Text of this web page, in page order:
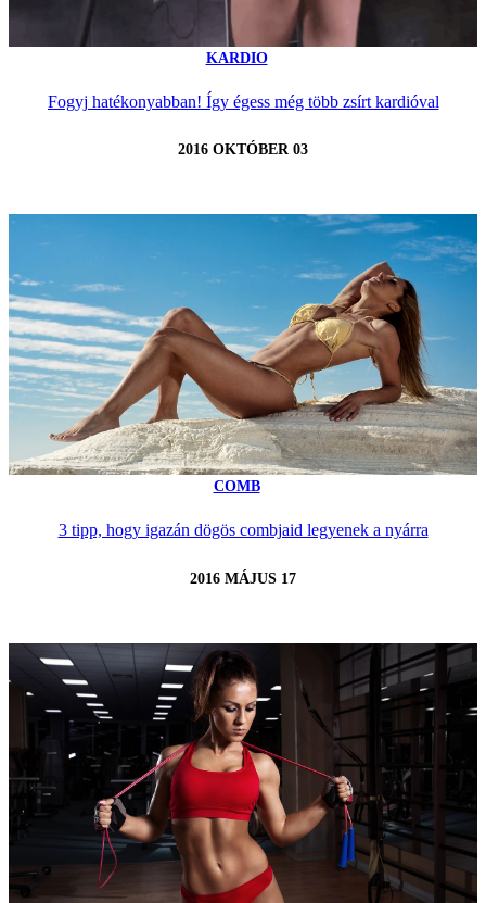
KARDIO
Fogyj hatékonyabban! Így égess még több zsírt kardióval
2016 OKTÓBER 03
COMB
3 tipp, hogy igazán dögös combjaid legyenek a nyárra
2016 MÁJUS 17